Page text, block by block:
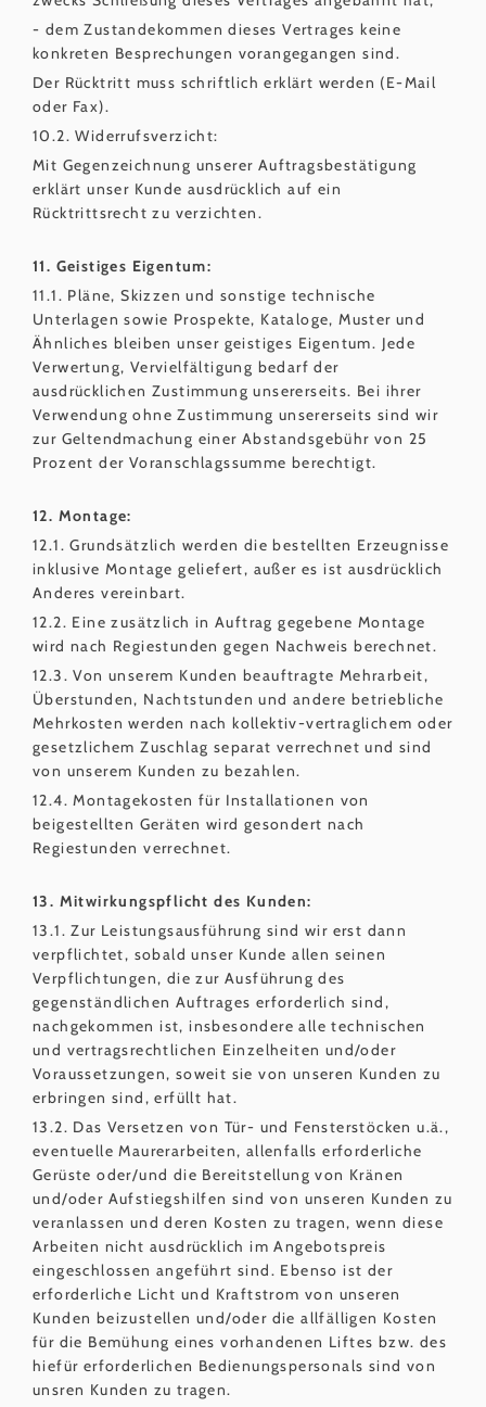
- dem Zustandekommen dieses Vertrages keine
konkreten Besprechungen vorangegangen sind.
Der Rücktritt muss schriftlich erklärt werden (E-Mail
oder Fax).
10.2. Widerrufsverzicht:
Mit Gegenzeichnung unserer Auftragsbestätigung
erklärt unser Kunde ausdrücklich auf ein
Rücktrittsrecht zu verzichten.
11. Geistiges Eigentum:
11.1. Pläne, Skizzen und sonstige technische
Unterlagen sowie Prospekte, Kataloge, Muster und
Ähnliches bleiben unser geistiges Eigentum. Jede
Verwertung, Vervielfältigung bedarf der
ausdrücklichen Zustimmung unsererseits. Bei ihrer
Verwendung ohne Zustimmung unsererseits sind wir
zur Geltendmachung einer Abstandsgebühr von 25
Prozent der Voranschlagssumme berechtigt.
12. Montage:
12.1. Grundsätzlich werden die bestellten Erzeugnisse
inklusive Montage geliefert, außer es ist ausdrücklich
Anderes vereinbart.
12.2. Eine zusätzlich in Auftrag gegebene Montage
wird nach Regiestunden gegen Nachweis berechnet.
12.3. Von unserem Kunden beauftragte Mehrarbeit,
Überstunden, Nachtstunden und andere betriebliche
Mehrkosten werden nach kollektiv-vertraglichem oder
gesetzlichem Zuschlag separat verrechnet und sind
von unserem Kunden zu bezahlen.
12.4. Montagekosten für Installationen von
beigestellten Geräten wird gesondert nach
Regiestunden verrechnet.
13. Mitwirkungspflicht des Kunden:
13.1. Zur Leistungsausführung sind wir erst dann
verpflichtet, sobald unser Kunde allen seinen
Verpflichtungen, die zur Ausführung des
gegenständlichen Auftrages erforderlich sind,
nachgekommen ist, insbesondere alle technischen
und vertragsrechtlichen Einzelheiten und/oder
Voraussetzungen, soweit sie von unseren Kunden zu
erbringen sind, erfüllt hat.
13.2. Das Versetzen von Tür- und Fensterstöcken u.ä.,
eventuelle Maurerarbeiten, allenfalls erforderliche
Gerüste oder/und die Bereitstellung von Kränen
und/oder Aufstiegshilfen sind von unseren Kunden zu
veranlassen und deren Kosten zu tragen, wenn diese
Arbeiten nicht ausdrücklich im Angebotspreis
eingeschlossen angeführt sind. Ebenso ist der
erforderliche Licht und Kraftstrom von unseren
Kunden beizustellen und/oder die allfälligen Kosten
für die Bemühung eines vorhandenen Liftes bzw. des
hiefür erforderlichen Bedienungspersonals sind von
unsren Kunden zu tragen.